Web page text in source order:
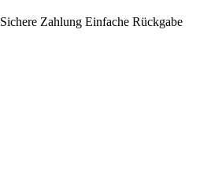
Sichere Zahlung Einfache Rückgabe